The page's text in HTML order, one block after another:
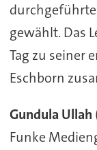
gewählt. Das
Tag zu seiner
Eschborn
Gundula Ullah
Funke